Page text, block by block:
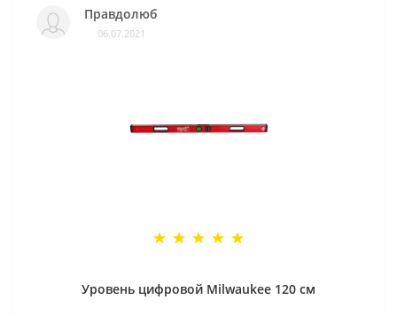
Правдолюб
06.07.2021
Уровень цифровой Milwaukee 120 см